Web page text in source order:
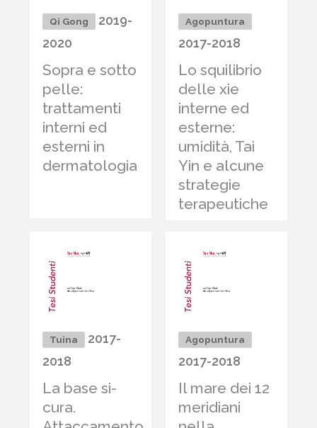
Qi Gong
2019-
2020
Sopra e sotto
pelle:
trattamenti
interni ed
esterni in
dermatologia
Agopuntura
2017-2018
Lo squilibrio
delle xie
interne ed
esterne:
umidità, Tai
Yin e alcune
strategie
terapeutiche
Tuina
2017-
2018
La base si-
cura.
Agopuntura
2017-2018
Il mare dei 12
meridiani